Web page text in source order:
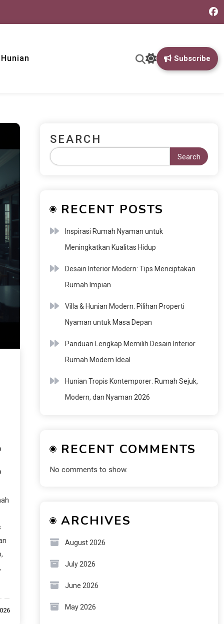
Subscribe
SEARCH
Search
RECENT POSTS
Inspirasi Rumah Nyaman untuk
Meningkatkan Kualitas Hidup
Desain Interior Modern: Tips Menciptakan
Rumah Impian
Villa & Hunian Modern: Pilihan Properti
Nyaman untuk Masa Depan
Panduan Lengkap Memilih Desain Interior
Rumah Modern Ideal
Hunian Tropis Kontemporer: Rumah Sejuk,
Modern, dan Nyaman 2026
RECENT COMMENTS
No comments to show.
ARCHIVES
August 2026
July 2026
June 2026
May 2026